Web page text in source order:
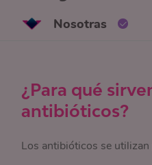
Nosotras
¿Para qué
antibióticos?
Los antibióticos se